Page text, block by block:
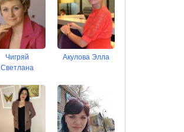
Чигряй
Светлана
Акулова Элла